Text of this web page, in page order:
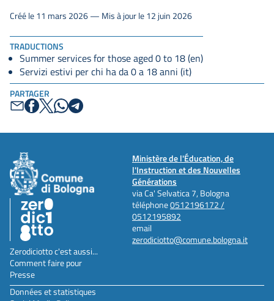
TRADUCTIONS
Summer services for those aged 0 to 18 (en)
Servizi estivi per chi ha da 0 a 18 anni (it)
PARTAGER
Créé le 11 mars 2026 — Mis à jour le 12 juin 2026
Ministère de l'Éducation, de
l'Instruction et des Nouvelles
Générations
via Ca' Selvatica 7, Bologna
téléphone0512196172 /
0512195892
email
zerodiciotto@comune.bologna.it
Zerodiciotto c'est aussi...
Comment faire pour
Presse
Données et statistiques